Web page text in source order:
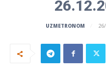
UZMETRONOM